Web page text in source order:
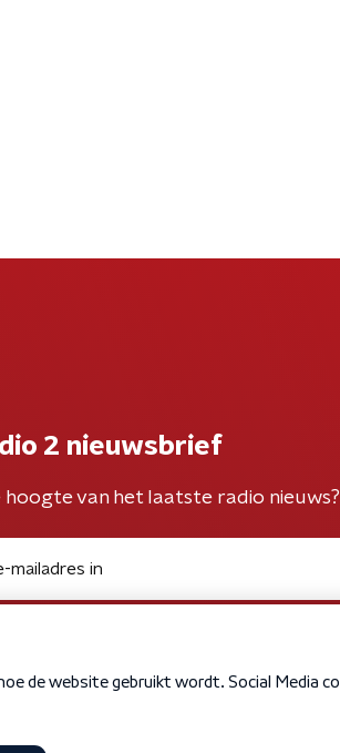
2 nieuwsbrief
van het laatste radio nieuws?